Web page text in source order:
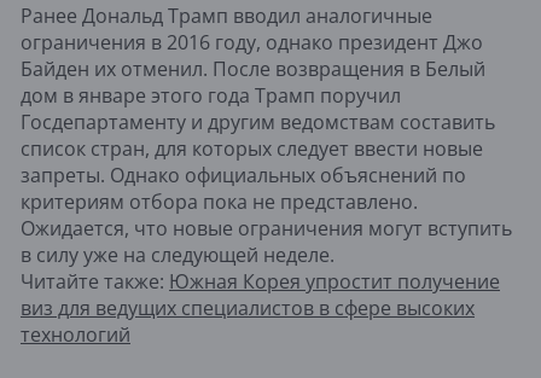
Ранее Дональд Трамп вводил аналогичные
ограничения в 2016 году, однако президент Джо
Байден их отменил. После возвращения в Белый
дом в январе этого года Трамп поручил
Госдепартаменту и другим ведомствам составить
список стран, для которых следует ввести новые
запреты. Однако официальных объяснений по
критериям отбора пока не представлено.
Ожидается, что новые ограничения могут вступить
в силу уже на следующей неделе.
Читайте также: Южная Корея упростит получение
виз для ведущих специалистов в сфере высоких
технологий